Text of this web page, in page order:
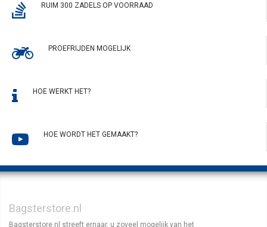
RUIM 300 ZADELS OP VOORRAAD
PROEFRIJDEN MOGELIJK
HOE WERKT HET?
HOE WORDT HET GEMAAKT?
Bagsterstore.nl
Bagsterstore.nl streeft ernaar, u zoveel mogelijk van het